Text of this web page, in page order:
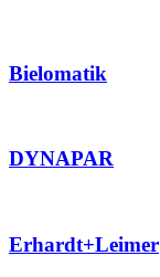
Bielomatik
DYNAPAR
Erhardt+Leimer